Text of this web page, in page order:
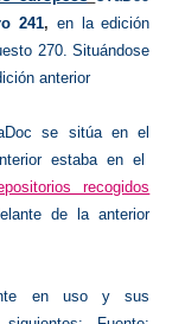
241, en la edición
270. Situándose
anterior
se sitúa en el
estaba en el
recogidos
de la anterior
en uso y sus